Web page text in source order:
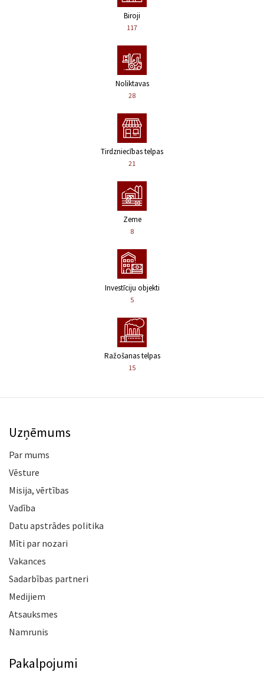
Biroji
117
Noliktavas
28
Tirdzniecības telpas
21
Zeme
8
Investīciju objekti
5
Ražošanas telpas
15
Uzņēmums
Par mums
Vēsture
Misija, vērtības
Vadība
Datu apstrādes politika
Mīti par nozari
Vakances
Sadarbības partneri
Medijiem
Atsauksmes
Namrunis
Pakalpojumi